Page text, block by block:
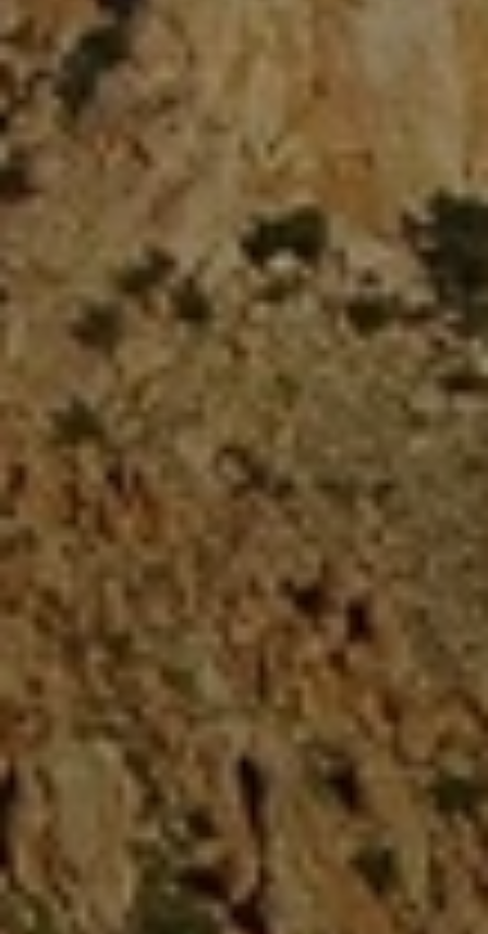
Nachhaltiger Tourismus
Datenschutzrichtlinie
Reiseversicherung
Preisgarantie
Beste Reisezeit – Afrika